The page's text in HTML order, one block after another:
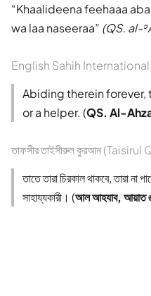
Khaalideena feehaaa
wa laa naseeraa (QS. al-
English Sahih International:
Abiding therein
or a helper. (QS. Al-
তাফসীর তাইসীরুল কুরআন (Taisirul
তাতে তারা চিরকাল থাকবে, তারা
সাহায্যকারী। (আল আহযাব, আয়াত